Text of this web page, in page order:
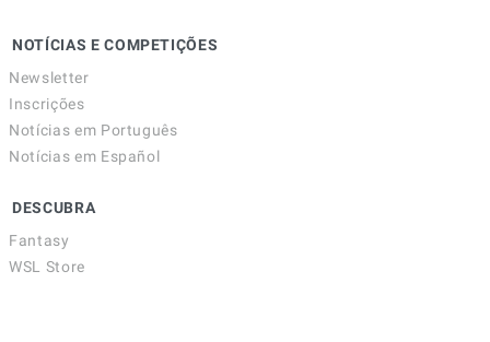
NOTÍCIAS E COMPETIÇÕES
Newsletter
Inscrições
Notícias em Português
Notícias em Español
DESCUBRA
Fantasy
WSL Store